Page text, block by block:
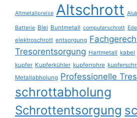
Altmetallpreise Altschrott
Batterie Blei Buntmetall computerschrott
elektroschrott entsorgung
Tresorentsorgung Hartmetall kabel
kupfer Kupferkühler kupferrohre
Metallabholung Professionelle
schrottabholung
Schrottentsorgung